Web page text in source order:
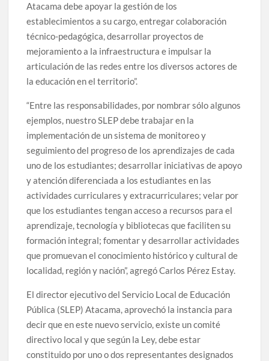
Atacama debe apoyar la gestión de los
establecimientos a su cargo, entregar colaboración
técnico-pedagógica, desarrollar proyectos de
mejoramiento a la infraestructura e impulsar la
articulación de las redes entre los diversos actores de
la educación en el territorio”.
“Entre las responsabilidades, por nombrar sólo algunos
ejemplos, nuestro SLEP debe trabajar en la
implementación de un sistema de monitoreo y
seguimiento del progreso de los aprendizajes de cada
uno de los estudiantes; desarrollar iniciativas de apoyo
y atención diferenciada a los estudiantes en las
actividades curriculares y extracurriculares; velar por
que los estudiantes tengan acceso a recursos para el
aprendizaje, tecnología y bibliotecas que faciliten su
formación integral; fomentar y desarrollar actividades
que promuevan el conocimiento histórico y cultural de
localidad, región y nación”, agregó Carlos Pérez Estay.
El director ejecutivo del Servicio Local de Educación
Pública (SLEP) Atacama, aprovechó la instancia para
decir que en este nuevo servicio, existe un comité
directivo local y que según la Ley, debe estar
constituido por uno o dos representantes designados